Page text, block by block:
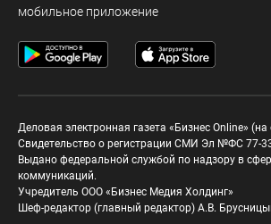
мобильное приложение
Деловая электронная газета «Бизнес Online» (на
Свидетельство о регистрации СМИ Эл №ФС 77-
Выдано федеральной службой по надзору в
коммуникаций.
Учредитель ООО «Бизнес Медия Холдинг»
Шеф-редактор (главный редактор) А.В.